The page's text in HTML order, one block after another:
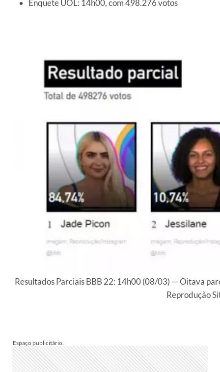
Enquete UOL: 14h00, com 498.276 votos
Resultados Parciais BBB 22: 14h00 (08/03) — Oitava
Reprodução